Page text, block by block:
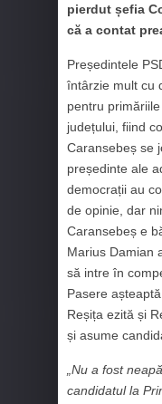
pierdut șefia
că a contat
Președintele
întârzie mult cu
pentru
județului, fiind
Caransebeș se
președinte ale
democrații au
de opinie, dar
Caransebeș e
Marius Damian
să intre în
Pasere
Reșița ezită și
și asume
„Nu a fost
candidatul la